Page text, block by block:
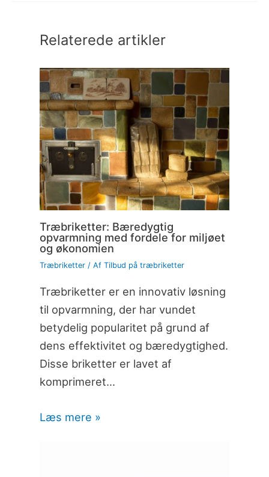
Relaterede artikler
Træbriketter: Bæredygtig
opvarmning med fordele for miljøet
og økonomien
Træbriketter/ Af Tilbud på træbriketter
Træbriketter er en innovativ løsning
til opvarmning, der har vundet
betydelig popularitet på grund af
dens effektivitet og bæredygtighed.
Disse briketter er lavet af
komprimeret…
Læs mere »